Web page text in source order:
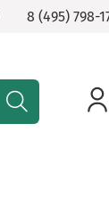
8 (495) 798-